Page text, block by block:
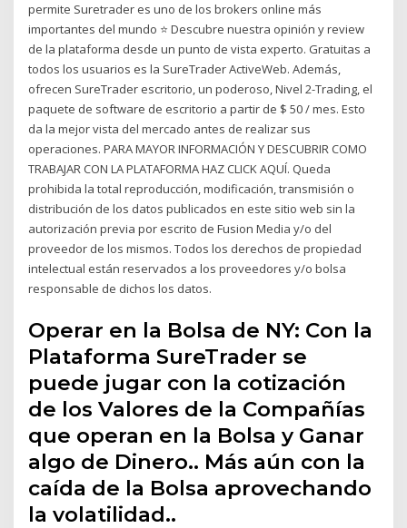
permite Suretrader es uno de los brokers online más
importantes del mundo ⭐ Descubre nuestra opinión y review
de la plataforma desde un punto de vista experto. Gratuitas a
todos los usuarios es la SureTrader ActiveWeb. Además,
ofrecen SureTrader escritorio, un poderoso, Nivel 2-Trading, el
paquete de software de escritorio a partir de $ 50 / mes. Esto
da la mejor vista del mercado antes de realizar sus
operaciones. PARA MAYOR INFORMACIÓN Y DESCUBRIR COMO
TRABAJAR CON LA PLATAFORMA HAZ CLICK AQUÍ. Queda
prohibida la total reproducción, modificación, transmisión o
distribución de los datos publicados en este sitio web sin la
autorización previa por escrito de Fusion Media y/o del
proveedor de los mismos. Todos los derechos de propiedad
intelectual están reservados a los proveedores y/o bolsa
responsable de dichos los datos.
Operar en la Bolsa de NY: Con la
Plataforma SureTrader se
puede jugar con la cotización
de los Valores de la Compañías
que operan en la Bolsa y Ganar
algo de Dinero.. Más aún con la
caída de la Bolsa aprovechando
la volatilidad..